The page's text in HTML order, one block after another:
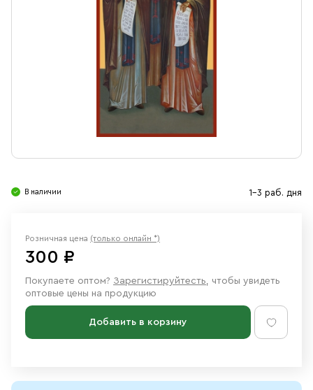
Ювелирные изделия
В наличии 1-3 раб. дня
Розничная цена (только онлайн *)
300 ₽
Покупаете оптом? Зарегистируйтесть, чтобы увидеть
оптовые цены на продукцию
Добавить в корзину